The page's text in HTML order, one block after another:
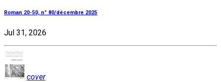
Roman 20-50, n° 80/décembre 2025
Jul 31, 2026
cover